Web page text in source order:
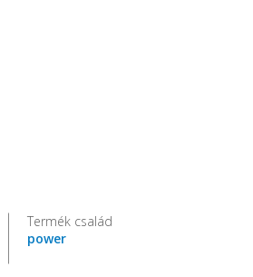
Termék család
power